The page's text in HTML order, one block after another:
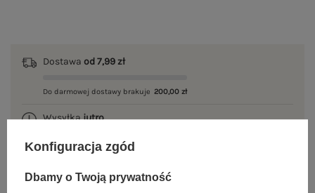
Dostawa od 7,99 zł
Do darmowej dostawy brakuje 200,00 zł
Wysyłkajutro
100 dni na zwrot
Konfiguracja zgód
Dbamy o Twoją prywatność